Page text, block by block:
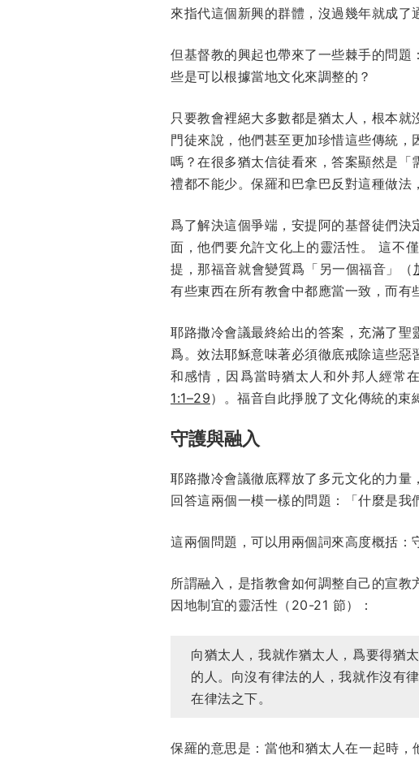
來指代這個新興的群體，沒過幾年就成了
但基督教的興起也帶來了一些棘手的問
些是可以根據當地文化來調整的？
只要教會裡絕大多數都是猶太人，根本
門徒來說，他們甚至更加珍惜這些傳統
嗎？在很多猶太信徒看來，答案顯然是
禮都不能少。保羅和巴拿巴反對這種做法
爲了解決這個爭端，安提阿的基督徒們
面，他們要允許文化上的靈活性。 這不
提，那福音就會變質爲「另一個福音」（
有些東西在所有教會中都應當一致，而有
耶路撒冷會議最終給出的答案，充滿了
爲。效法耶穌意味著必須徹底戒除這些
和感情，因爲當時猶太人和外邦人經常
1:1–29）。福音自此掙脫了文化傳統的束
守護與融入
耶路撒冷會議徹底釋放了多元文化的力
回答這兩個一模一樣的問題：「什麼是我
這兩個問題，可以用兩個詞來高度概括：
所謂融入，是指教會如何調整自己的宣
因地制宜的靈活性（20-21 節）：
向猶太人，我就作猶太人，爲要得猶
的人。向沒有律法的人，我就作沒有
在律法之下。
保羅的意思是：當他和猶太人在一起時